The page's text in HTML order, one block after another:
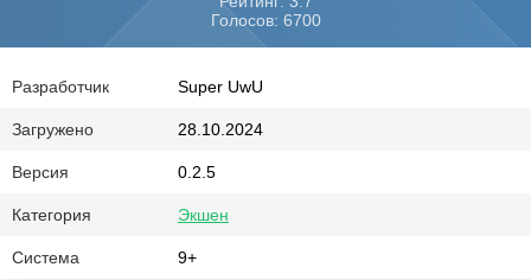
Голосов: 6700
Разработчик Super UwU
Загружено 28.10.2024
Версия 0.2.5
Категория Экшен
Система 9+